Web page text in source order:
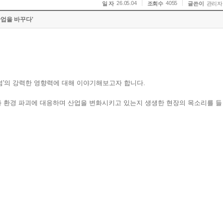
일 자 26.05.04 조회수 4055 글쓴이 관리자
을 바꾸다'
강력한 영향력에 대해 이야기해보고자 합니다.
경 파괴에 대응하며 산업을 변화시키고 있는지 생생한 현장의 목소리를 들